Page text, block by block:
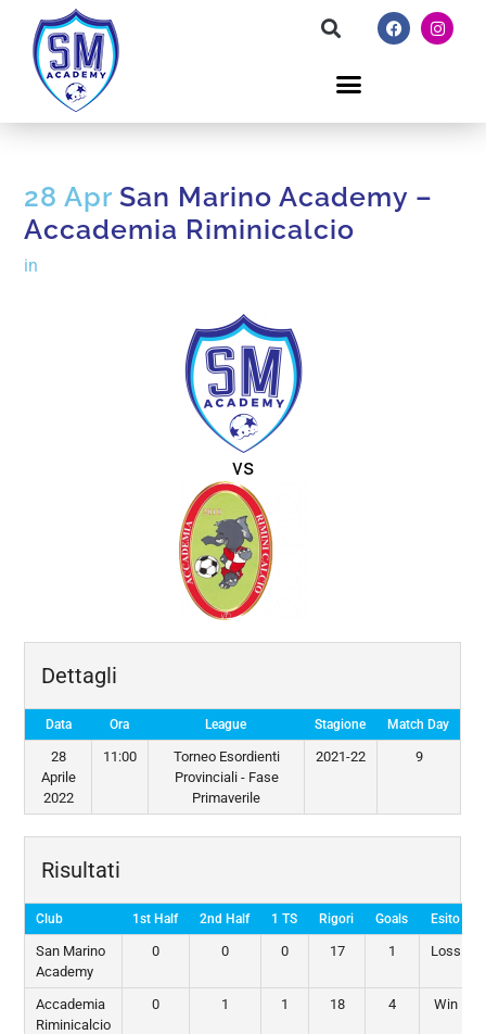
28 Apr San Marino Academy –
Accademia Riminicalcio
in
vs
Dettagli
Data Ora League Stagione Match Day
28
Aprile
2022
11:00
Torneo Esordienti
Provinciali - Fase
Primaverile
2021-22 9
Risultati
Club 1st Half 2nd Half 1 TS Rigori Goals Esito
San Marino
Academy
0 0 0 17 1 Loss
Accademia
Riminicalcio
0 1 1 18 4 Win